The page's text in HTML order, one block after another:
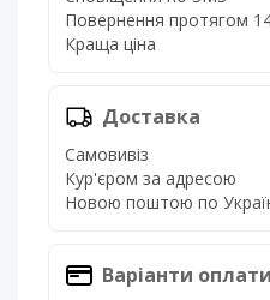
Повернення протягом
Краща ціна
Доставка
Самовивіз
Кур'єром за адресою
Новою поштою по
Варіанти оплати